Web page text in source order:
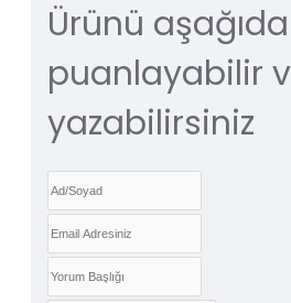
Ürünü
puanlayabilir
yazabilirsiniz